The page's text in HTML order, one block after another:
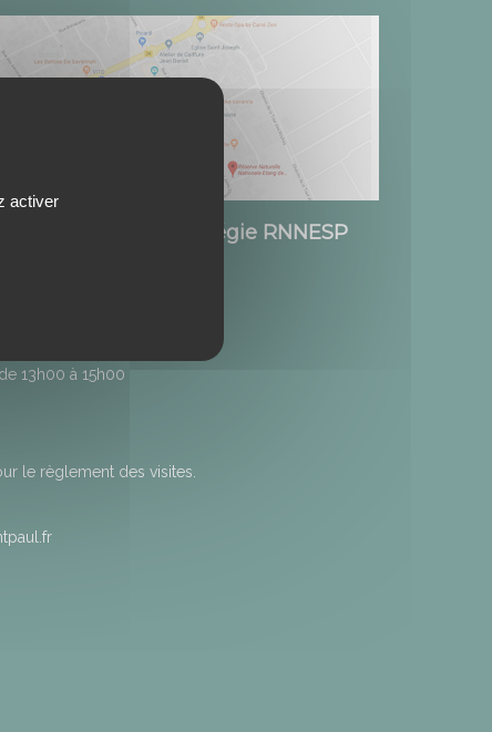
de Saint-Paul / Régie RNNESP
13h00 à 15h00
le règlement des visites.
activer